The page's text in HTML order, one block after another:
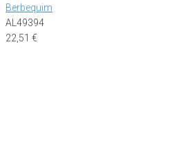
Berbequim
AL49394
22,51 €